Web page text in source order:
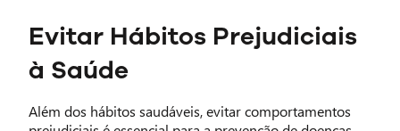
Evitar Hábitos Prejudiciais
à Saúde
Além dos hábitos saudáveis, evitar comportamentos